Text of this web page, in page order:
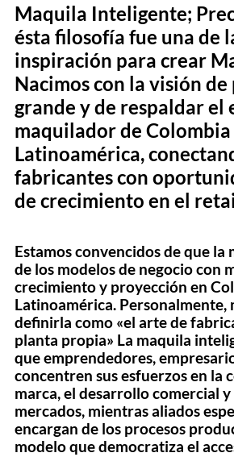
Maquila Inteligente;
ésta filosofía fue una de
inspiración para crear
Nacimos con la visión de
grande y de respaldar el
maquilador de
Latinoamérica,
fabricantes con
de crecimiento en el
Estamos convencidos de que la
de los modelos de negocio con
crecimiento y proyección en
Latinoamérica. Personalmente,
definirla como «el arte de
planta propia» La maquila
que emprendedores,
concentren sus esfuerzos en la
marca, el desarrollo comercial
mercados, mientras aliados
encargan de los procesos
modelo que democratiza el